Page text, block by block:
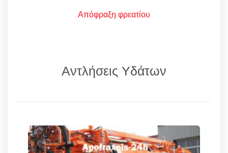
Απόφραξη φρεατίου
Αντλήσεις Υδάτων